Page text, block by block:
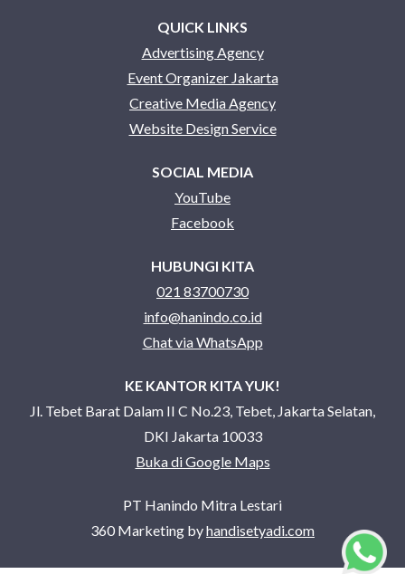
QUICK LINKS
Advertising Agency
Event Organizer Jakarta
Creative Media Agency
Website Design Service
SOCIAL MEDIA
YouTube
Facebook
HUBUNGI KITA
021 83700730
info@hanindo.co.id
Chat via WhatsApp
KE KANTOR KITA YUK!
Jl. Tebet Barat Dalam II C No.23, Tebet, Jakarta Selatan,
DKI Jakarta 10033
Buka di Google Maps
PT Hanindo Mitra Lestari
360 Marketing byhandisetyadi.com